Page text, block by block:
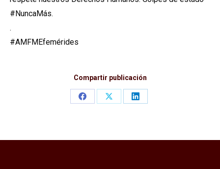
#NuncaMás.
.
#AMFMEfemérides
Compartir publicación
Share
Share
Share